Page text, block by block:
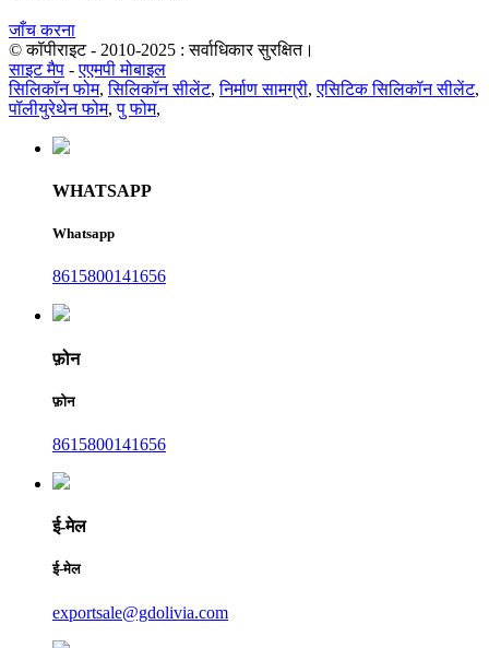
जाँच करना
© कॉपीराइट - 2010-2025 : सर्वाधिकार सुरक्षित।
साइट मैप -एएमपी मोबाइल
सिलिकॉन फोम,सिलिकॉन सीलेंट,निर्माण सामग्री,एसिटिक सिलिकॉन सीलेंट,
पॉलीयुरेथेन फोम,पु फोम,
WHATSAPP
Whatsapp
8615800141656
फ़ोन
फ़ोन
8615800141656
ई-मेल
ई-मेल
exportsale@gdolivia.com